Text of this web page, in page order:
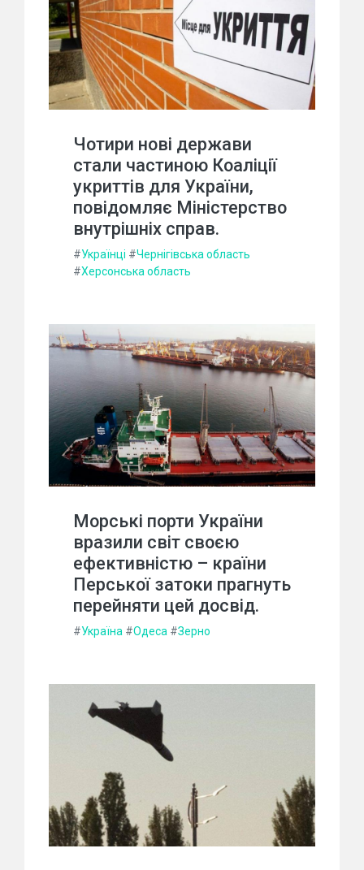
Чотири нові держави
стали частиною Коаліції
укриттів для України,
повідомляє Міністерство
внутрішніх справ.
#Українці #Чернігівська область
#Херсонська область
Морські порти України
вразили світ своєю
ефективністю – країни
Перської затоки прагнуть
перейняти цей досвід.
#Україна #Одеса #Зерно